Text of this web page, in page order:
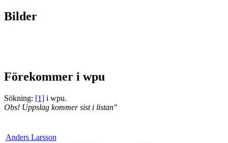
Bilder
Förekommer i wpu
Sökning: [1] i wpu.
Obs! Uppslag kommer sist i listan"
Anders Larsson